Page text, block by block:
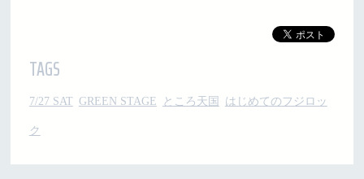
TAGS
7/27 SAT GREEN STAGE ところ天国 はじめてのフジロッ
ク